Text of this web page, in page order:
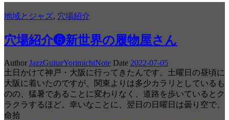
地域とジャズ, 穴場紹介
穴場紹介❻新世界の履物屋さん
Author JazzGuitarYorimichiNote Date 2022-07-05
土日かけて神戸・大阪に行ってきたんです。土曜日の昼頃に
大阪に着いたのですが、関東よりは多少カラリとしているも
のの、猛暑であることに変わりなく、道路を歩いているとク
ラクラするほど。幸いなことに、翌日の日曜日は曇り空で、
命拾